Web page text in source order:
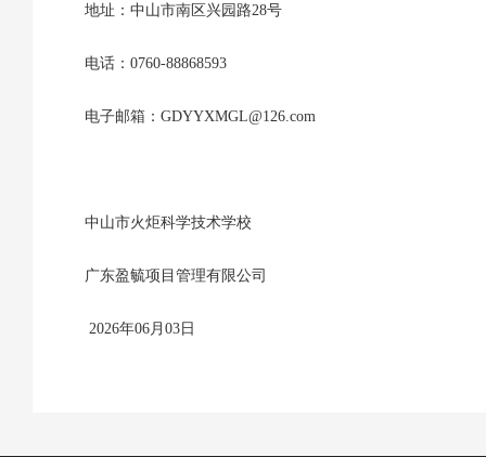
地址：中山市南区兴园路28号
电话：0760-88868593
电子邮箱：GDYYXMGL@126.com
中山市火炬科学技术学校
广东盈毓项目管理有限公司
2026年06月03日